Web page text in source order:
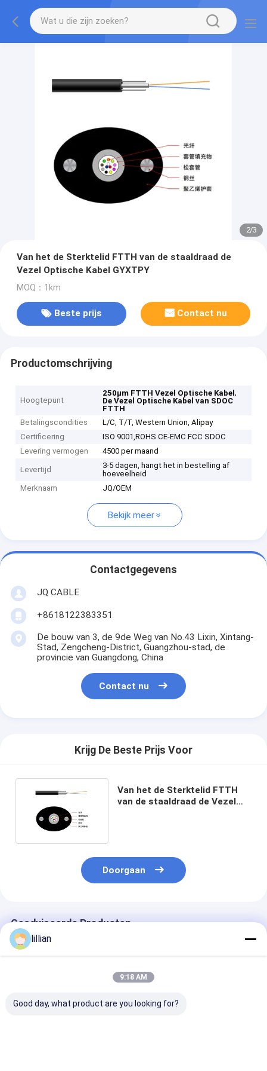
2/3
Van het de Sterktelid FTTH van de staaldraad de
Vezel Optische Kabel GYXTPY
MOQ：1km
Beste prijs Contact nu
Productomschrijving
Hoogtepunt
250μm FTTH Vezel Optische Kabel,
De Vezel Optische Kabel van SDOC
FTTH
Betalingscondities
L/C, T/T, Western Union, Alipay
Certificering
ISO 9001,ROHS CE-EMC FCC SDOC
Levering vermogen
4500 per maand
Levertijd
3-5 dagen, hangt het in bestelling af
hoeveelheid
Merknaam
JQ/OEM
Bekijk meer
Contactgegevens
JQ CABLE
+8618122383351
De bouw van 3, de 9de Weg van No.43 Lixin, Xintang-
Stad, Zengcheng-District, Guangzhou-stad, de
provincie van Guangdong, China
Contact nu
Krijg De Beste Prijs Voor
Van het de Sterktelid FTTH
van de staaldraad de Vezel
Doorgaan
Geadviseerde Producten
lillian
9:18 AM
Good day, what product are you looking for?